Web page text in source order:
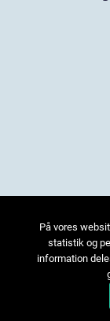
På vores
statistik og
information